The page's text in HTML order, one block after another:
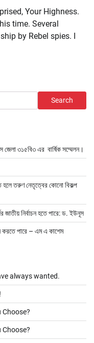
Your Highness.
time. Several
by Rebel spies. I
Search
জেলা ৩১৫বি৩ এর বার্ষিক সম্মেলন।
হলে তরুণ নেতৃত্বের কোনো বিকল্প
নির্বাচন হতে পারে: ড. ইউনূস
করতে পারে – এম এ কাশেম
always wanted.
Choose?
Choose?